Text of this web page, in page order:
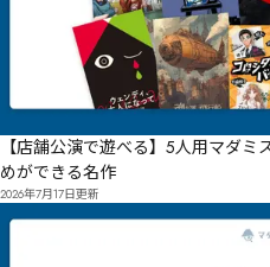
【店舗公演で遊べる】5人用マダ
めができる名作
2026年7月17日更新